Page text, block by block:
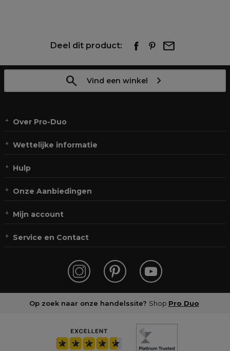
Deel dit product:
Vind een winkel
Over Pro-Duo
Wettelijke informatie
Hulp
Onze Aanbiedingen
Mijn account
Service en Contact
Op zoek naar onze handelssite? Shop Pro Duo